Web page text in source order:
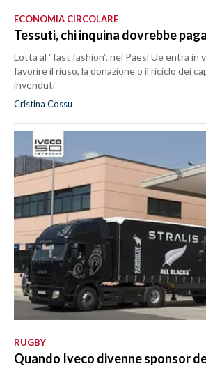
ECONOMIA CIRCOLARE
Tessuti, chi inquina dovrebbe
Lotta al “fast fashion”, nei Paesi Ue entra in
favorire il riuso, la donazione o il riciclo dei
invenduti
Cristina Cossu
RUGBY
Quando Iveco divenne sponsor